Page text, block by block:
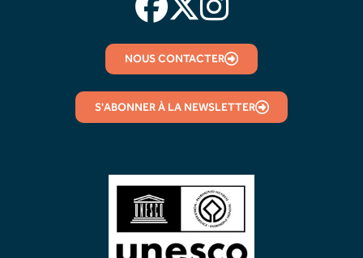
NOUS CONTACTER
S'ABONNER À LA NEWSLETTER